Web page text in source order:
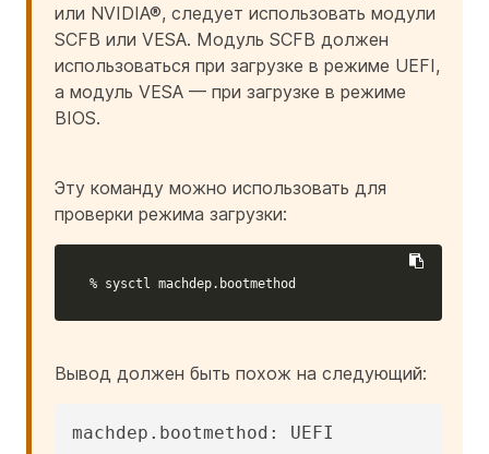
или NVIDIA®, следует использовать модули
SCFB или VESA. Модуль SCFB должен
использоваться при загрузке в режиме UEFI,
а модуль VESA — при загрузке в режиме
BIOS.
Эту команду можно использовать для
проверки режима загрузки:
% sysctl machdep.bootmethod
Вывод должен быть похож на следующий:
machdep.bootmethod: UEFI